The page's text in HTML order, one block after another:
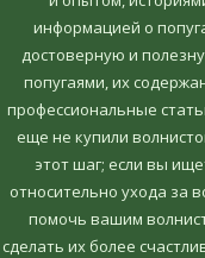
информацией о
достоверную и
попугаями, их
профессиональные
еще не купили
этот шаг; если вы
относительно ухода за
помочь вашим
сделать их более